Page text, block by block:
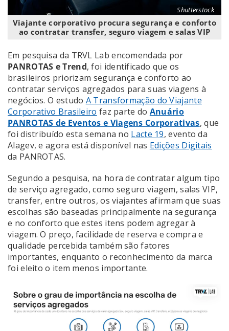
Shutterstock
Viajante corporativo procura segurança e conforto
ao contratar transfer, seguro viagem e salas VIP
Em pesquisa da TRVL Lab encomendada por
PANROTAS e Trend, foi identificado que os
brasileiros priorizam segurança e conforto ao
contratar serviços agregados para suas viagens à
negócios. O estudo A Transformação do Viajante
Corporativo Brasileiro faz parte do Anuário
PANROTAS de Eventos e Viagens Corporativas, que
foi distribuído esta semana no Lacte 19, evento da
Alagev, e agora está disponível nas Edições Digitais
da PANROTAS.
Segundo a pesquisa, na hora de contratar algum tipo
de serviço agregado, como seguro viagem, salas VIP,
transfer, entre outros, os viajantes afirmam que suas
escolhas são baseadas principalmente na segurança
e no conforto que estes itens podem agregar à
viagem. O preço, facilidade de reserva e compra e
qualidade percebida também são fatores
importantes, enquanto o reconhecimento da marca
foi eleito o item menos importante.